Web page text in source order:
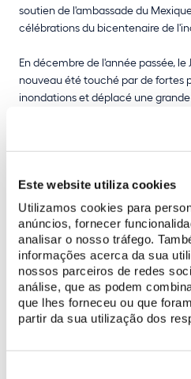
Este website utiliza cookies
Utilizamos cookies para
anúncios, fornecer
analisar o nosso tráfego.
informações acerca da sua
nossos parceiros de redes
análise, que as podem
que lhes forneceu ou que
partir da sua utilização dos
soutien de l'ambassade du
célébrations du bicentenaire de
En décembre de l'année passée, le
nouveau été touché par de fortes
inondations et déplacé une
espèces ont dû être replantées à
derniers, notamment des sauges,
plantation de cactus et de
de ce processus de reconstitution
collection d'espèces mexicaines.